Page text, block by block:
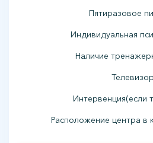
Пятиразовое
Индивидуальная
Наличие
Телевизор
Интервенция(если
Расположение центра в